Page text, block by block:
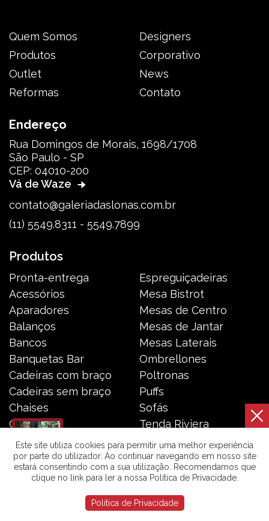
Quem Somos
Produtos
Outlet
Reformas
Designers
Corporativo
News
Contato
Endereço
Rua Domingos de Morais, 1698/1708
São Paulo - SP
CEP: 04010-200
Vá de Waze
contato@galeriadaslonas.com.br
(11) 5549.8311 - 5549.7899
Produtos
Pronta-entrega
Acessórios
Aparadores
Balanços
Bancos
Banquetas Bar
Cadeiras com braço
Cadeiras sem braço
Chaises
Carro Bar
Coleção Resort
Espreguiçadeiras
Mesa Bistrot
Mesas de Centro
Mesas de Jantar
Mesas Laterais
Ombrellones
Poltronas
Puffs
Sofás
Tenda Riviera
Toldos e Cortinas
Galeria das Lonas © 2026 | Todos os direitos reservados. |
Política de Privacidade
Qoding
Este site utiliza cookies para permitir uma melhor experiência
por parte do utilizador. Ao continuar navegando em nosso site
estará consentindo com a sua utilização. Recomendamos que
clique no link para ler a nossa Política de Privacidade.
Política de Privacidade